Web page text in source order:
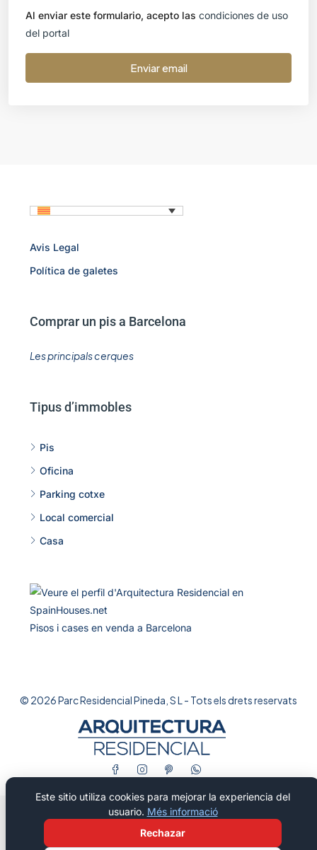
Al enviar este formulario, acepto las condiciones de uso
del portal
Enviar email
Avis Legal
Política de galetes
Comprar un pis a Barcelona
Les principals cerques
Tipus d’immobles
Pis
Oficina
Parking cotxe
Local comercial
Casa
Pisos i cases en venda a Barcelona
© 2026 Parc Residencial Pineda, S L - Tots els drets reservats
Este sitio utiliza cookies para mejorar la experiencia del
usuario. Més informació
Rechazar